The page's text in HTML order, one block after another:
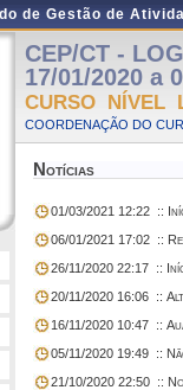
de Gestão de
CEP/CT -
17/01/2020 a
CURSO NÍVEL
COORDENAÇÃO DO
Notícias
01/03/2021 12:22 ::
06/01/2021 17:02 ::
26/11/2020 22:17 ::
20/11/2020 16:06 ::
16/11/2020 10:47 ::
05/11/2020 19:49 ::
21/10/2020 22:50 ::